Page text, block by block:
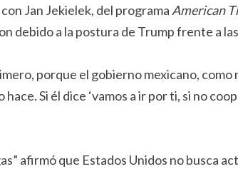
Jan Jekielek, del programa American
debido a la postura de Trump frente a
porque el gobierno mexicano,
Si él dice ‘vamos a ir por ti, si no
afirmó que Estados Unidos no